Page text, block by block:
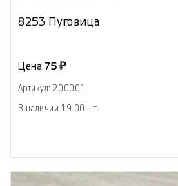
8253 Пуговица
Цена:75 ₽
Артикул: 200001
В наличии 19.00 шт